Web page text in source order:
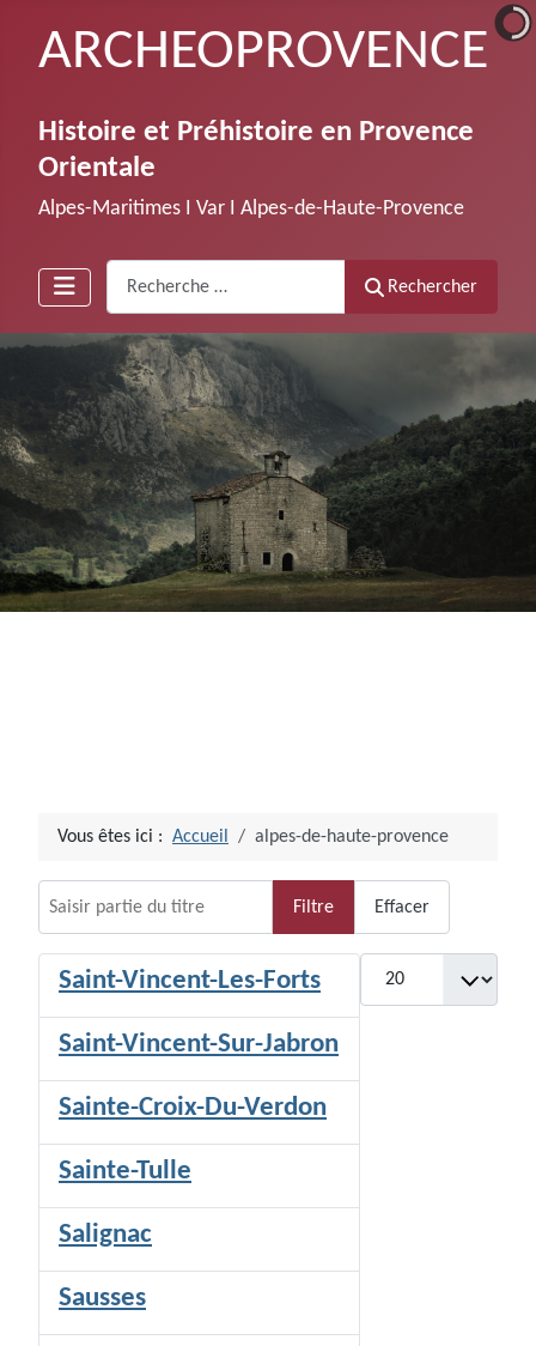
ARCHEOPROVENCE
Histoire et Préhistoire en Provence
Orientale
Alpes-Maritimes Ι Var Ι Alpes-de-Haute-Provence
Rechercher
Vous êtes ici : Accueil alpes-de-haute-provence
Filtre Effacer
Afficher #
Saint-Vincent-Les-Forts
Saint-Vincent-Sur-Jabron
Sainte-Croix-Du-Verdon
Sainte-Tulle
Salignac
Sausses